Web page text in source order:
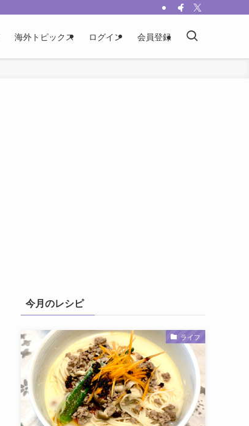
海外トピックス ログイン 会員登録
今月のレシピ
ライフ